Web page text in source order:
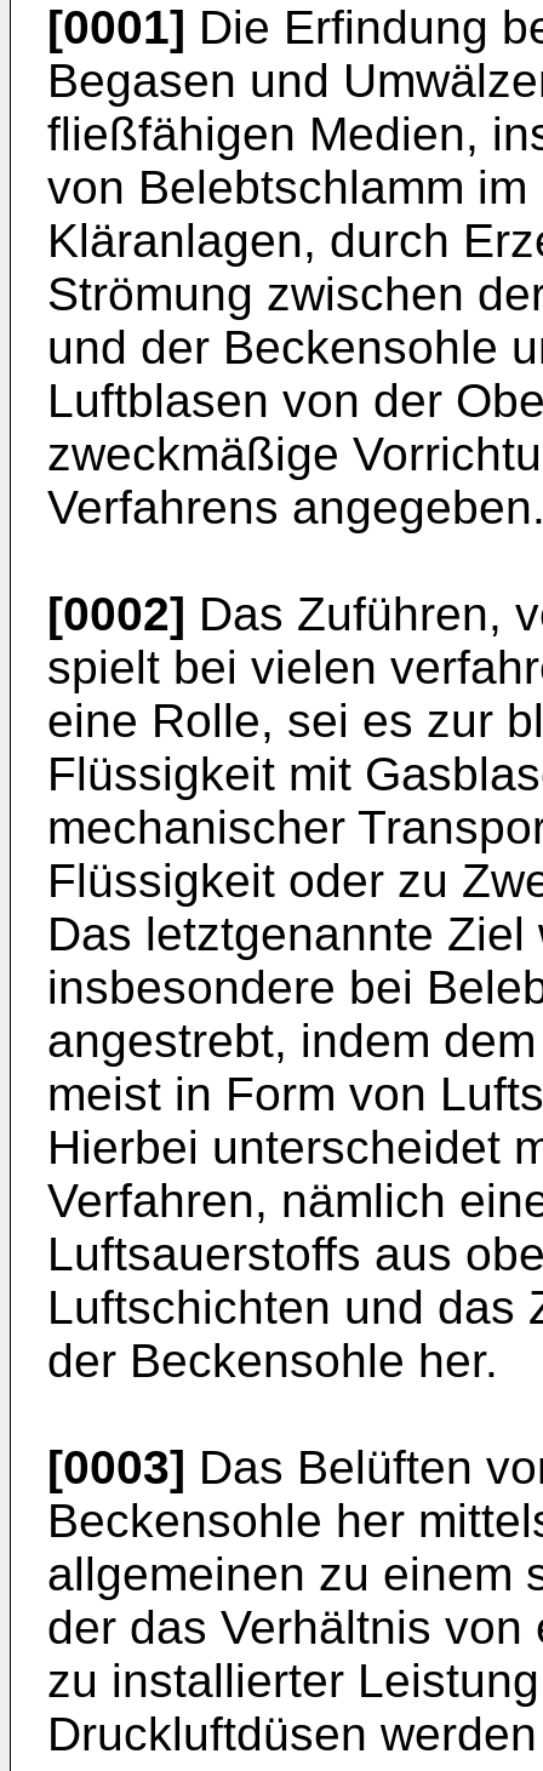
[0001] Die Erfindung
Begasen und
fließfähigen Medien,
von Belebtschlamm
Kläranlagen, durch
Strömung zwischen
und der Beckensohle
Luftblasen von der
zweckmäßige
Verfahrens
[0002] Das Zuführen,
spielt bei vielen
eine Rolle, sei es zur
Flüssigkeit mit
mechanischer
Flüssigkeit oder zu
Das letztgenannte
insbesondere bei
angestrebt, indem
meist in Form von
Hierbei unterscheidet
Verfahren, nämlich
Luftsauerstoffs aus
Luftschichten und das
der Beckensohle her.
[0003] Das Belüften
Beckensohle her
allgemeinen zu einem
der das Verhältnis
zu installierter
Druckluftdüsen